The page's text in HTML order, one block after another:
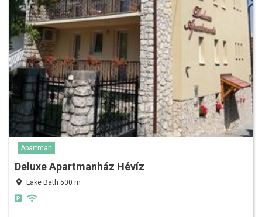
Apartman
Deluxe Apartmanház Hévíz
Lake Bath 500 m